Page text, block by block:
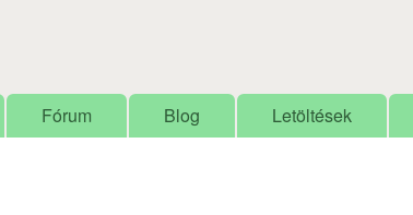
Fórum Blog Letöltések